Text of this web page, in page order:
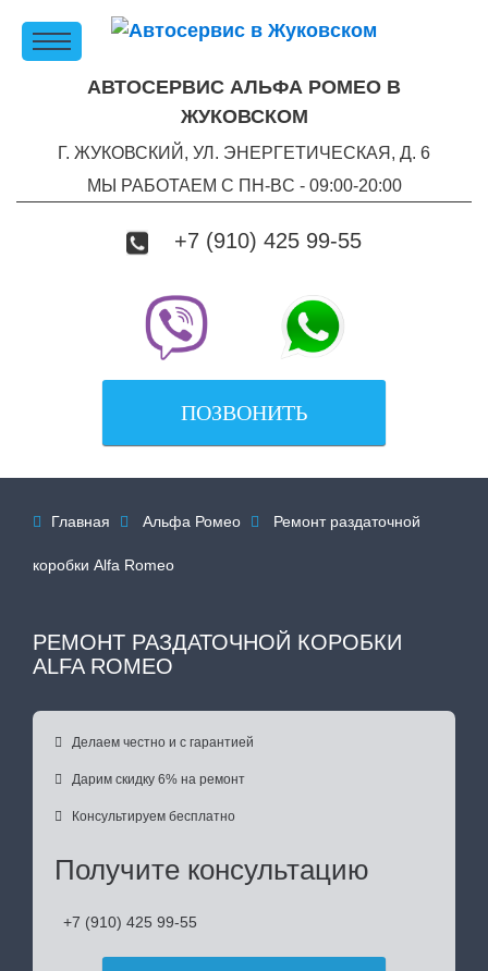
АВТОСЕРВИС АЛЬФА РОМЕО В
ЖУКОВСКОМ
Г. ЖУКОВСКИЙ, УЛ. ЭНЕРГЕТИЧЕСКАЯ, Д. 6
МЫ РАБОТАЕМ С ПН-ВC - 09:00-20:00
+7 (910) 425 99-55
ПОЗВОНИТЬ
 Главная  Альфа Ромео  Ремонт раздаточной
коробки Alfa Romeo
РЕМОНТ РАЗДАТОЧНОЙ КОРОБКИ
ALFA ROMEO
 Делаем честно и с гарантией
 Дарим скидку 6% на ремонт
 Консультируем бесплатно
Получите консультацию
+7 (910) 425 99-55